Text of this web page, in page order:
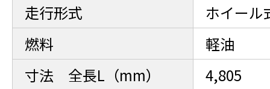
走行形式
ホイール
燃料
軽油
寸法 全長L（mm）
4,805